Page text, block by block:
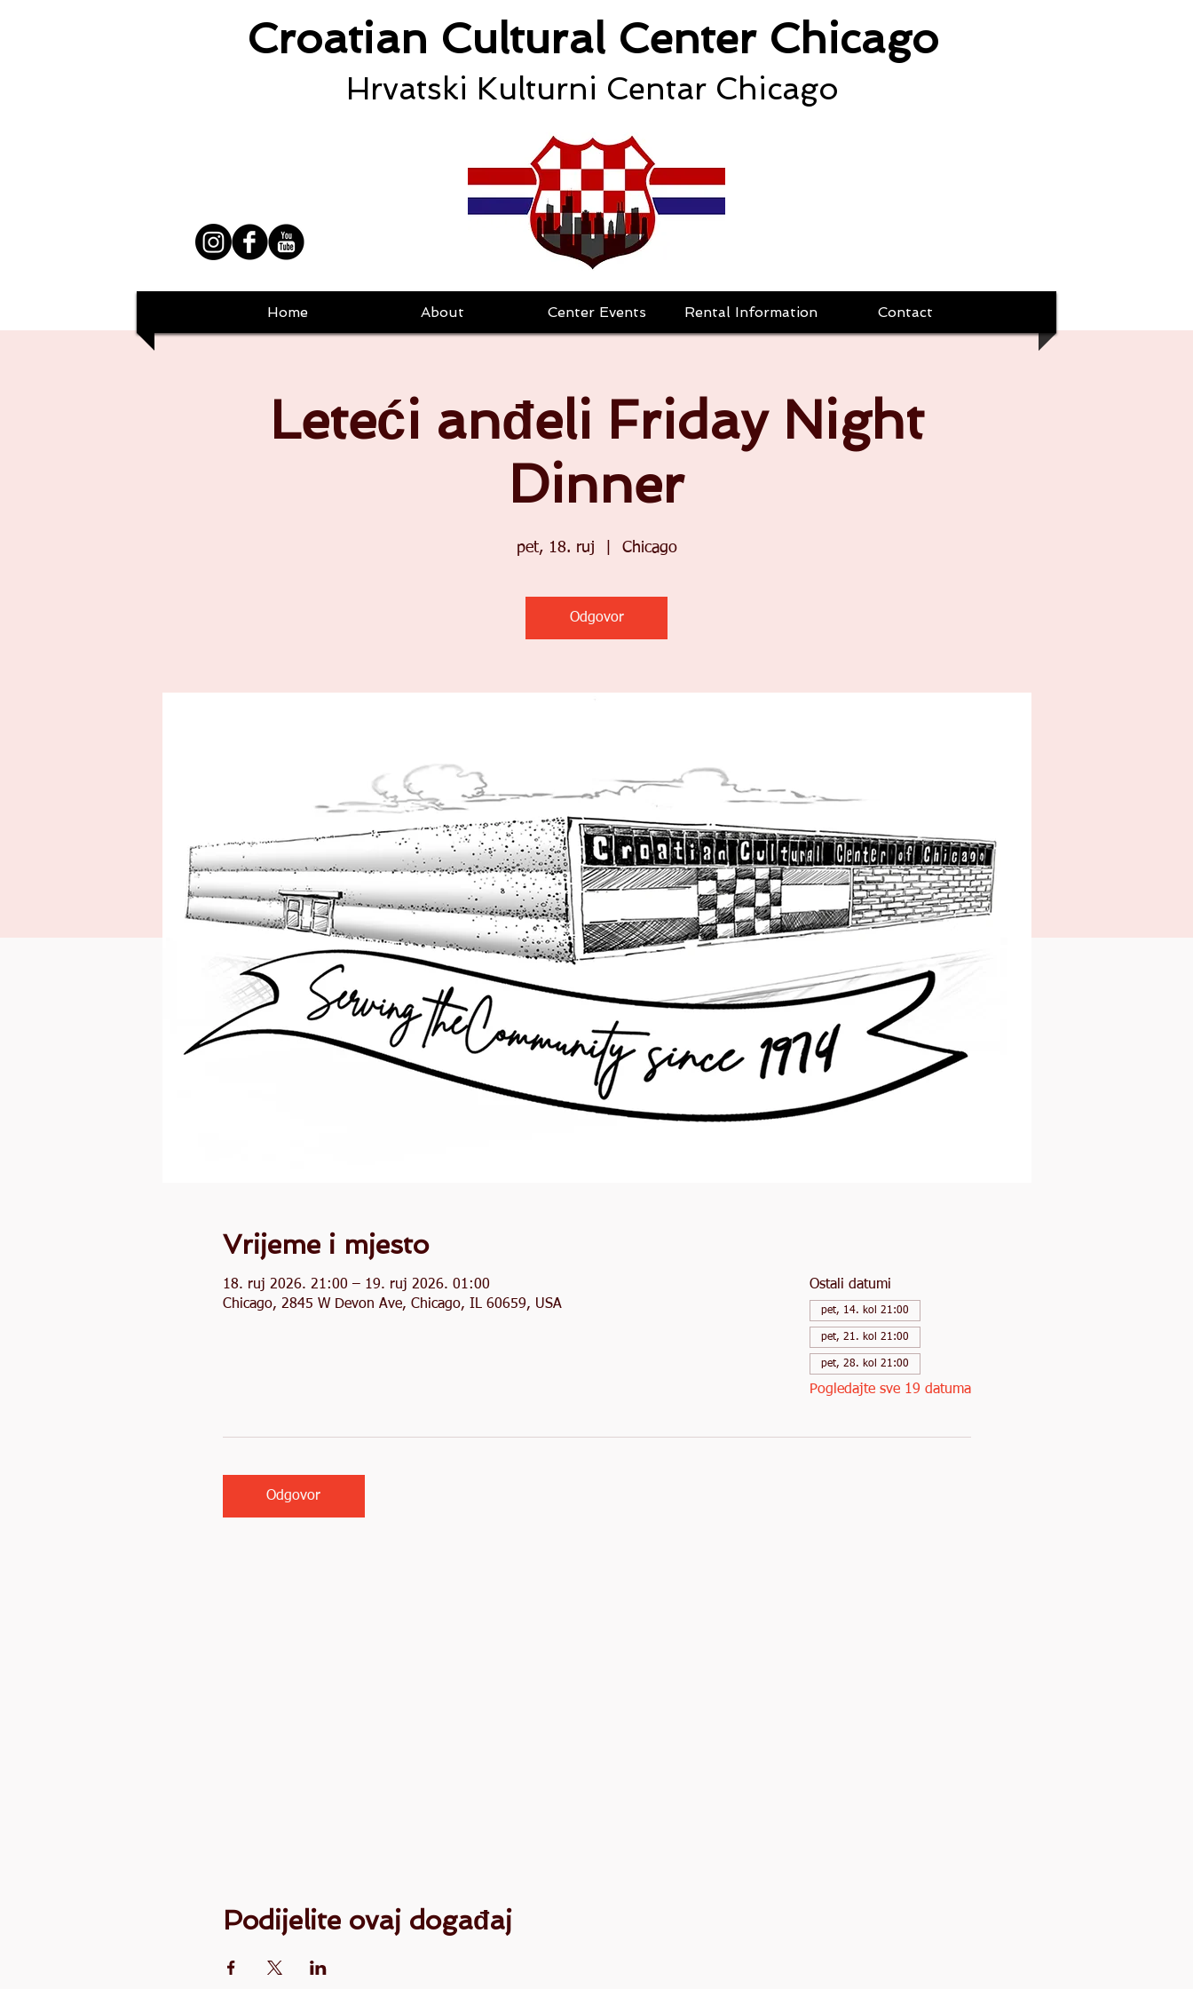
Croatian Cultural Center Chicago
Hrvatski Kulturni Centar Chicago
Leteći anđeli Friday Night
Dinner
pet, 18. ruj Chicago
Odgovor
Vrijeme i mjesto
18. ruj 2026. 21:00 – 19. ruj 2026. 01:00
Chicago, 2845 W Devon Ave, Chicago, IL 60659, USA
Ostali datumi
pet, 14. kol 21:00
pet, 21. kol 21:00
pet, 28. kol 21:00
Pogledajte sve 19 datuma
Odgovor
Podijelite ovaj događaj
Home About Center Events Rental Information Contact